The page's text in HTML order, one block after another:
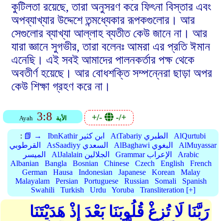
কুটিলতা রয়েছে, তারা অনুসরণ করে ফিৎনা বিস্তার এবং
অপব্যাখ্যার উদ্দেশে তন্মধ্যেকার রূপকগুলোর। আর
সেগুলোর ব্যাখ্যা আল্লাহ ব্যতীত কেউ জানে না। আর
যারা জ্ঞানে সুগভীর, তারা বলেনঃ আমরা এর প্রতি ঈমান
এনেছি। এই সবই আমাদের পালনকর্তার পক্ষ থেকে
অবতীর্ণ হয়েছে। আর বোধশক্তি সম্পন্নেরা ছাড়া অপর
কেউ শিক্ষা গ্রহণ করে না।
Ayah 3:8 الأية +/- -/+
: 📗 → IbnKathir ابن كثير AtTabariy الطبري
AlQurtubi
القرطوبي
AsSaadiyy السعدي AlBaghawi البغوي
AlMuyassar
الميسر
AlJalalain الجلالين Grammar الإعراب
Arabic
Albanian
Bangla Bosnian Chinese Czech English
French
German
Hausa Indonesian Japanese Korean
Malay
Malayalam
Persian Portuguese Russian Somali
Spanish
Swahili
Turkish Urdu Yoruba Transliteration [+]
رَبَّنَا لَا تُزِغْ قُلُوبَنَا بَعْدَ إِذْ هَدَيْتَنَا